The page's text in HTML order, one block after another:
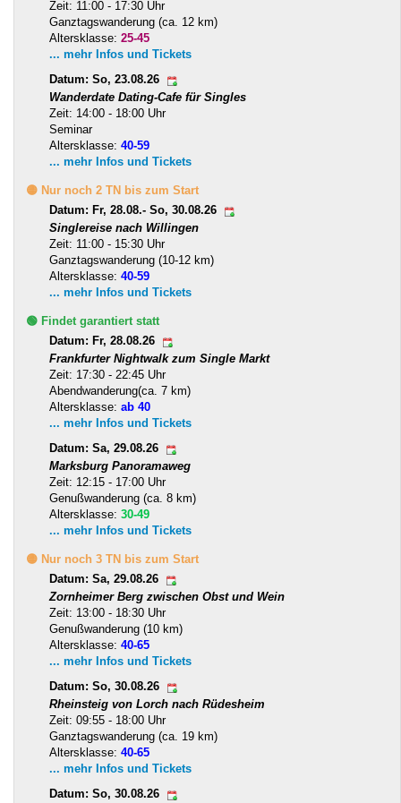
Zeit: 11:00 - 17:30 Uhr
Ganztagswanderung (ca. 12 km)
Altersklasse: 25-45
... mehr Infos und Tickets
Datum: So, 23.08.26
Wanderdate Dating-Cafe für Singles
Zeit: 14:00 - 18:00 Uhr
Seminar
Altersklasse: 40-59
... mehr Infos und Tickets
🟡 Nur noch 2 TN bis zum Start
Datum: Fr, 28.08.- So, 30.08.26
Singlereise nach Willingen
Zeit: 11:00 - 15:30 Uhr
Ganztagswanderung (10-12 km)
Altersklasse: 40-59
... mehr Infos und Tickets
🟢 Findet garantiert statt
Datum: Fr, 28.08.26
Frankfurter Nightwalk zum Single Markt
Zeit: 17:30 - 22:45 Uhr
Abendwanderung(ca. 7 km)
Altersklasse: ab 40
... mehr Infos und Tickets
Datum: Sa, 29.08.26
Marksburg Panoramaweg
Zeit: 12:15 - 17:00 Uhr
Genußwanderung (ca. 8 km)
Altersklasse: 30-49
... mehr Infos und Tickets
🟡 Nur noch 3 TN bis zum Start
Datum: Sa, 29.08.26
Zornheimer Berg zwischen Obst und Wein
Zeit: 13:00 - 18:30 Uhr
Genußwanderung (10 km)
Altersklasse: 40-65
... mehr Infos und Tickets
Datum: So, 30.08.26
Rheinsteig von Lorch nach Rüdesheim
Zeit: 09:55 - 18:00 Uhr
Ganztagswanderung (ca. 19 km)
Altersklasse: 40-65
... mehr Infos und Tickets
Datum: So, 30.08.26